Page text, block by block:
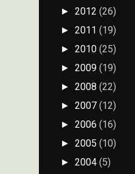
► 2012 (26)
► 2011 (19)
► 2010 (25)
► 2009 (19)
► 2008 (22)
► 2007 (12)
► 2006 (16)
► 2005 (10)
► 2004 (5)